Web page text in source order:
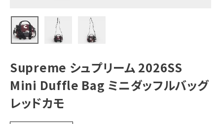
Tシャツ・ロングスリーブ
パーカー・トレーナー
キャップ・ハット
ニット帽・ビーニー
Supreme シュプリーム 2026SS
Mini Duffle Bag ミニダッフルバッグ
レッドカモ